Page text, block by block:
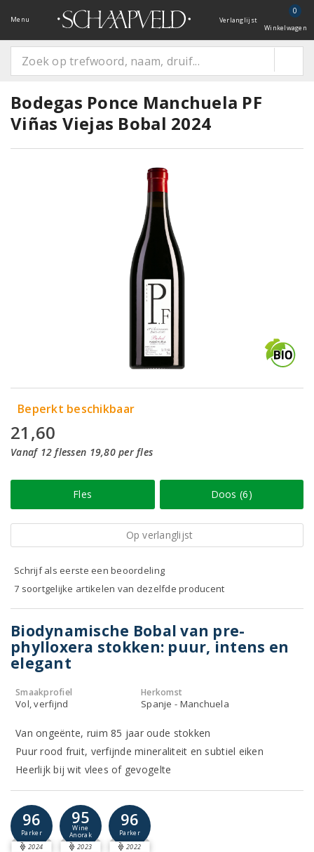
Menu Verlanglijst
0
Winkelwagen
Bodegas Ponce Manchuela PF
Viñas Viejas Bobal 2024
Beperkt beschikbaar
21,60
Vanaf 12 flessen 19,80 per fles
Fles Doos (6)
Op verlanglijst
Schrijf als eerste een beoordeling
7 soortgelijke artikelen van dezelfde producent
Biodynamische Bobal van pre-
phylloxera stokken: puur, intens en
elegant
Smaakprofiel
Vol, verfijnd
Herkomst
Spanje - Manchuela
Van ongeënte, ruim 85 jaar oude stokken
Puur rood fruit, verfijnde mineraliteit en subtiel eiken
Heerlijk bij wit vlees of gevogelte
96
Parker
2024
95
Wine
Anorak
2023
96
Parker
2022